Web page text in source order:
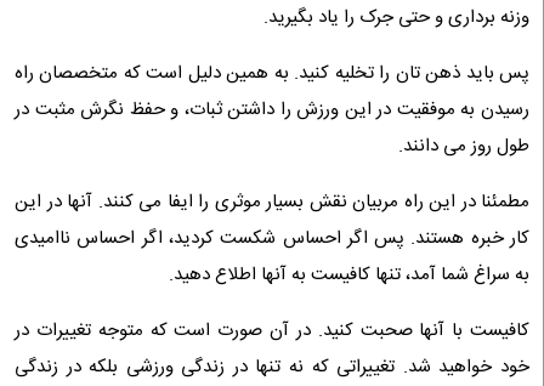
وزنه برداری و حتی جرک را یاد بگیرید.
پس باید ذهن تان را تخلیه کنید. به همین دلیل است که متخصصان راه
رسیدن به موفقیت در این ورزش را داشتن ثبات، و حفظ نگرش مثبت در
طول روز می دانند.
مطمئنا در این راه مربیان نقش بسیار موثری را ایفا می کنند. آنها در این
کار خبره هستند. پس اگر احساس شکست کردید، اگر احساس ناامیدی
به سراغ شما آمد، تنها کافیست به آنها اطلاع دهید.
کافیست با آنها صحبت کنید. در آن صورت است که متوجه تغییرات در
خود خواهید شد. تغییراتی که نه تنها در زندگی ورزشی بلکه در زندگی